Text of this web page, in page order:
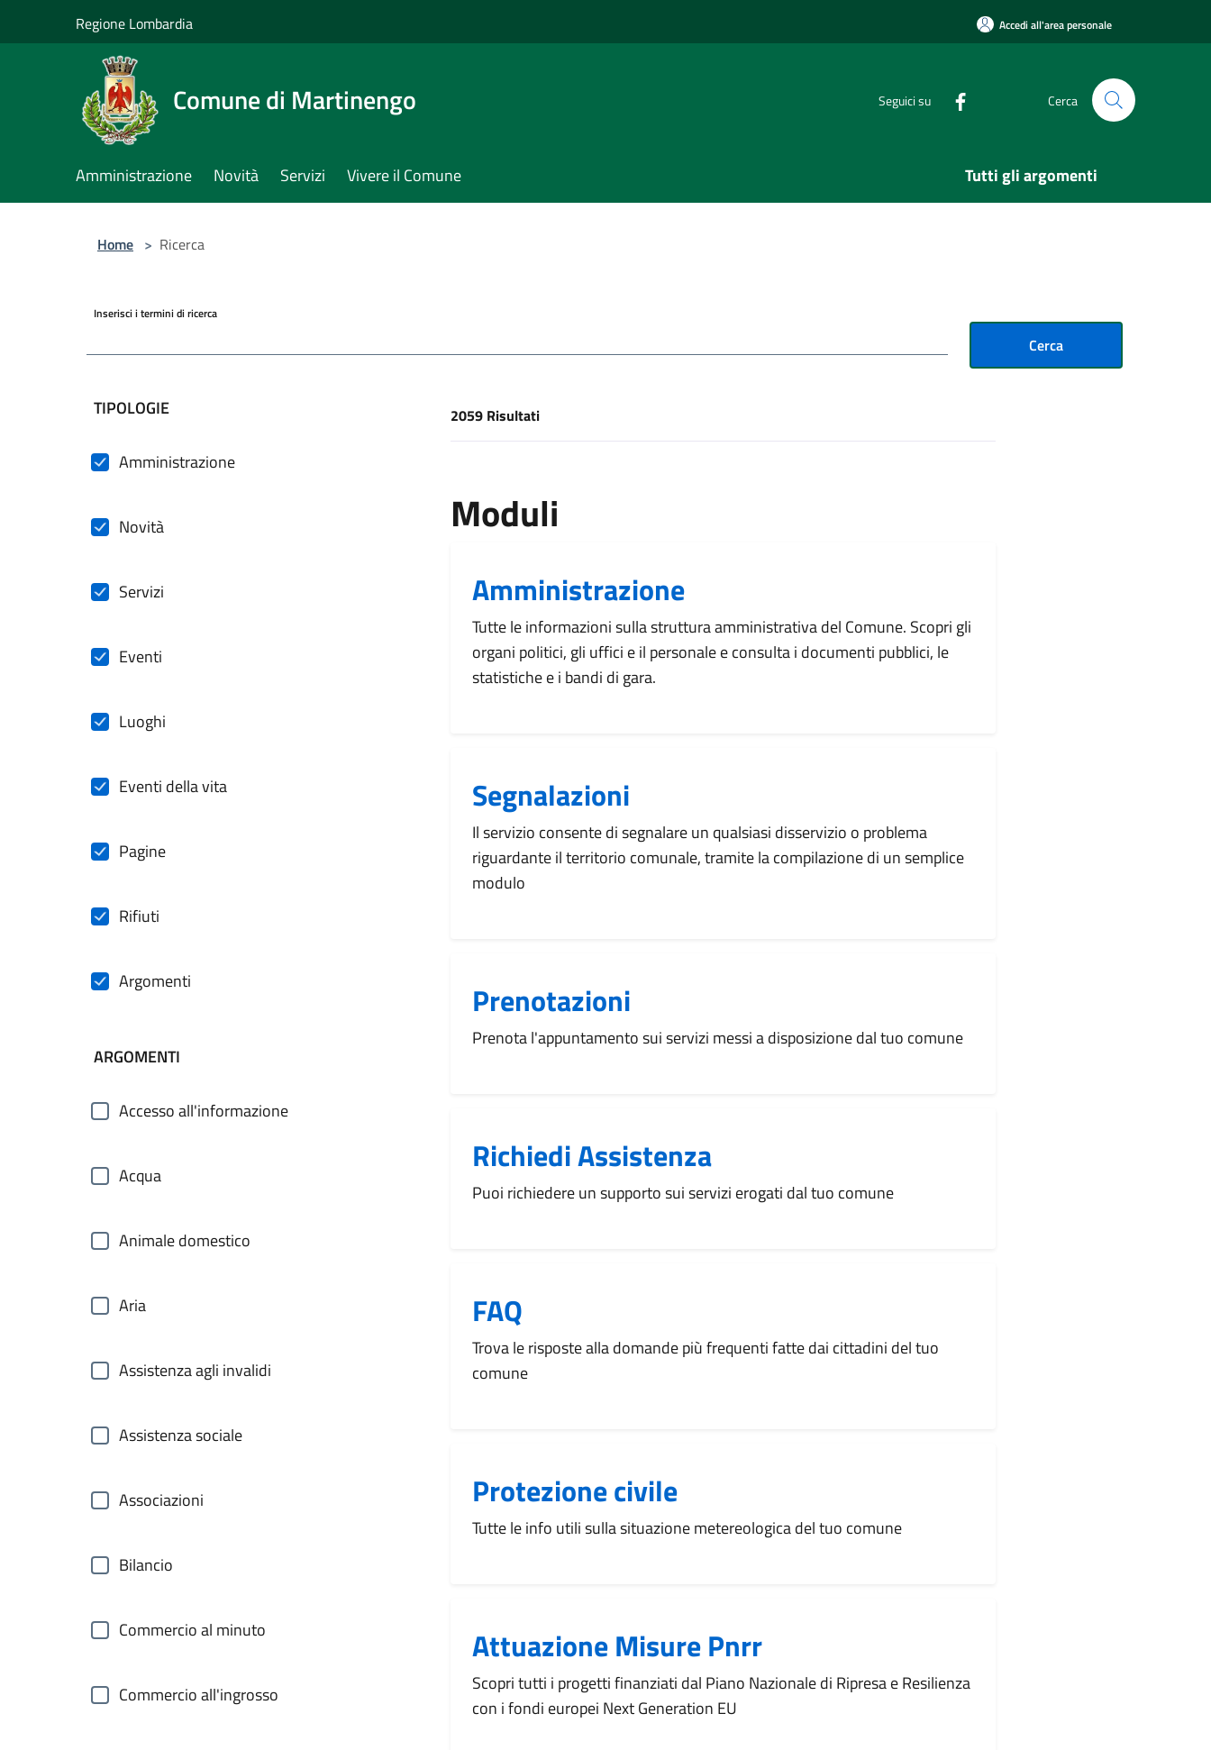
Regione Lombardia Accedi all'area personale
Comune di Martinengo Seguici su Cerca
Amministrazione Novità Servizi Vivere il Comune Tutti gli argomenti
Home > Ricerca
Inserisci i termini di ricerca
Cerca
filtri da applicare
TIPOLOGIE
Amministrazione
Novità
Servizi
Eventi
Luoghi
Eventi della vita
Pagine
Rifiuti
Argomenti
ARGOMENTI
Accesso all'informazione
Acqua
Animale domestico
Aria
Assistenza agli invalidi
Assistenza sociale
Associazioni
Bilancio
Commercio al minuto
Commercio all'ingrosso
[results] Risultati
2059 Risultati
Moduli
Amministrazione
Tutte le informazioni sulla struttura amministrativa del Comune. Scopri gli
organi politici, gli uffici e il personale e consulta i documenti pubblici, le
statistiche e i bandi di gara.
Segnalazioni
Il servizio consente di segnalare un qualsiasi disservizio o problema
riguardante il territorio comunale, tramite la compilazione di un semplice
modulo
Prenotazioni
Prenota l'appuntamento sui servizi messi a disposizione dal tuo comune
Richiedi Assistenza
Puoi richiedere un supporto sui servizi erogati dal tuo comune
FAQ
Trova le risposte alla domande più frequenti fatte dai cittadini del tuo
comune
Protezione civile
Tutte le info utili sulla situazione metereologica del tuo comune
Attuazione Misure Pnrr
Scopri tutti i progetti finanziati dal Piano Nazionale di Ripresa e Resilienza
con i fondi europei Next Generation EU